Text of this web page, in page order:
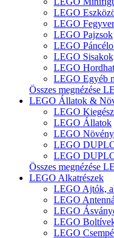
LEGO
LEGO
LEGO Pajzsok
LEGO
LEGO
LEGO
LEGO Egyéb
Összes megnézése
LEGO Állatok &
LEGO
LEGO Állatok
LEGO
LEGO
LEGO
Összes megnézése
LEGO Alkatrészek
LEGO Ajtók,
LEGO
LEGO
LEGO
LEGO